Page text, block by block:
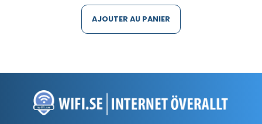
AJOUTER AU PANIER